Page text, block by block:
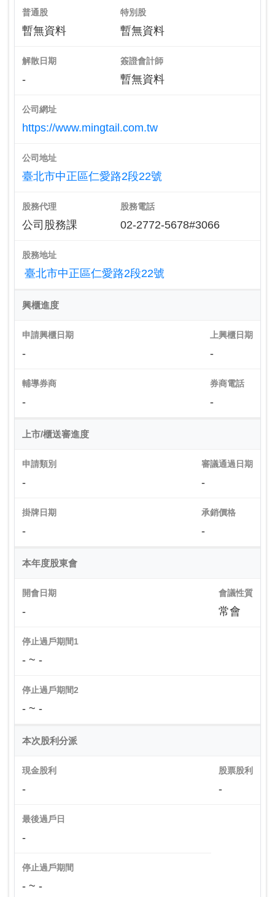
普通股
暫無資料
特別股
暫無資料
解散日期
-
簽證會計師
暫無資料
公司網址
https://www.mingtail.com.tw
公司地址
臺北市中正區仁愛路2段22號
股務代理
公司股務課
股務電話
02-2772-5678#3066
股務地址
臺北市中正區仁愛路2段22號
興櫃進度
申請興櫃日期
-
上興櫃日期
-
輔導券商
-
券商電話
-
上市/櫃送審進度
申請類別
-
審議通過日期
-
掛牌日期
-
承銷價格
-
本年度股東會
開會日期
-
會議性質
常會
停止過戶期間1
- ~ -
停止過戶期間2
- ~ -
本次股利分派
現金股利
-
股票股利
-
最後過戶日
-
停止過戶期間
- ~ -